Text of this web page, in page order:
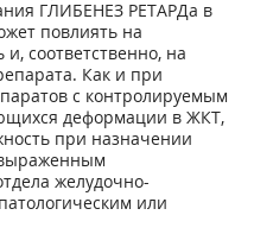
ГЛИБЕНЕЗ РЕТАРДа в
повлиять на
соответственно, на
Как и при
с контролируемым
деформации в ЖКТ,
при назначении
желудочно-
или